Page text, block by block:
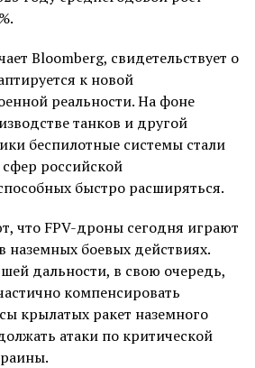
Bloomberg, свидетельствует о
к новой
реальности. На фоне
танков и другой
беспилотные системы стали
российской
быстро расширяться.
что FPV-дроны сегодня играют
наземных боевых действиях.
дальности, в свою очередь,
компенсировать
крылатых ракет наземного
атаки по критической